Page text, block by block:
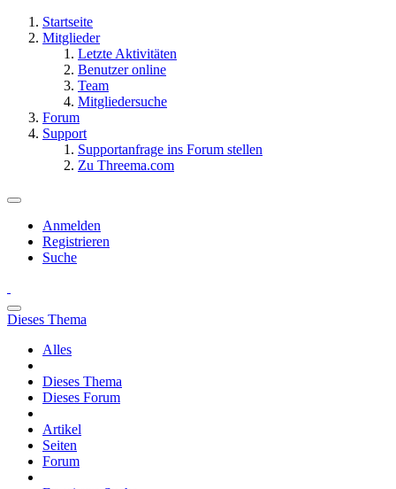
Startseite
Mitglieder
Letzte Aktivitäten
Benutzer online
Team
Mitgliedersuche
Forum
Support
Supportanfrage ins Forum stellen
Zu Threema.com
Anmelden
Registrieren
Suche
Dieses Thema
Alles
Dieses Thema
Dieses Forum
Artikel
Seiten
Forum